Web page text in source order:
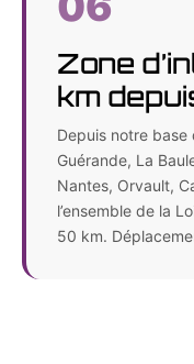
Zone
km
Depuis notre base
Guérande, La
Nantes, Orvault,
l’ensemble de la
50 km.